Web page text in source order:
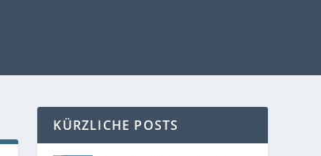
KÜRZLICHE POSTS